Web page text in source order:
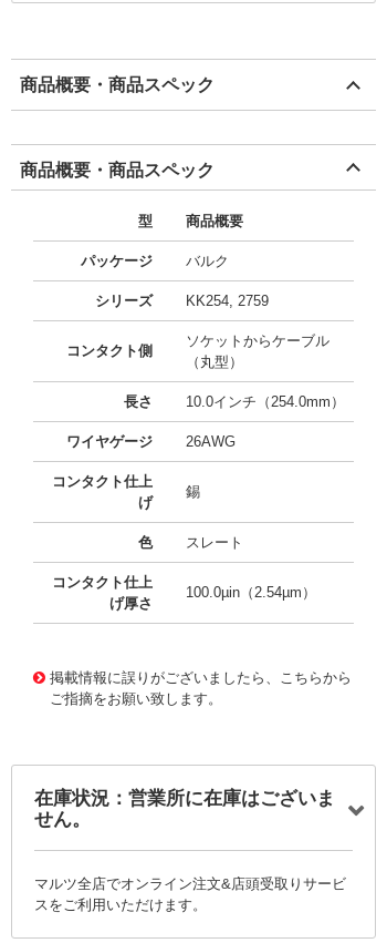
商品概要・商品スペック
商品概要・商品スペック
型 商品概要
パッケージ バルク
シリーズ KK254, 2759
コンタクト側
ソケットからケーブル
（丸型）
長さ 10.0インチ（254.0mm）
ワイヤゲージ 26AWG
コンタクト仕上
げ
錫
色 スレート
コンタクト仕上
げ厚さ
100.0µin（2.54µm）
掲載情報に誤りがございましたら、こちらから
ご指摘をお願い致します。
在庫状況：営業所に在庫はございま
せん。
マルツ全店でオンライン注文&店頭受取りサービ
スをご利用いただけます。